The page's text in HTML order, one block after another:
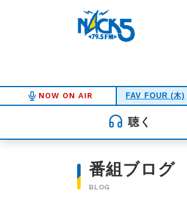
NOW ON AIR FAV FOUR (木)
聴く
番組ブログ
BLOG